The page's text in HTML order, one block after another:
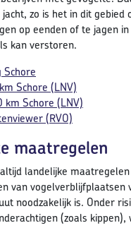
zo is het in dit gebied
op eenden of te jagen
kan verstoren.
Schore
Schore (LNV)
km Schore (LNV)
(RVO)
maatregelen
landelijke
van vogelverblijfplaatsen
noodzakelijk is. Onder
(zoals